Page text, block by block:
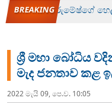
රන් ගෙනා රුමේෂ්ගේ
ශ්‍රී මහා බෝධිය
මැද ජනතාව කළ
2022 මැයි 09, පෙ.ව. 10:05